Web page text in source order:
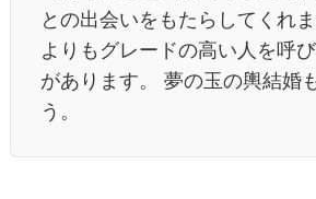
との出会いをもたらしてくれ
よりもグレードの高い人を呼
があります。 夢の玉の輿結婚
う。